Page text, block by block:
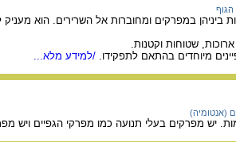
הגוף
במפרקים ומחוברות אל השרירים. הוא
שטוחות וקטנות.
מיוחדים בהתאם לתפקידו. /למידע מלא...
(אנטומיה)
יש מפרקים בעלי תנועה כמו מפרקי הגפיים ויש